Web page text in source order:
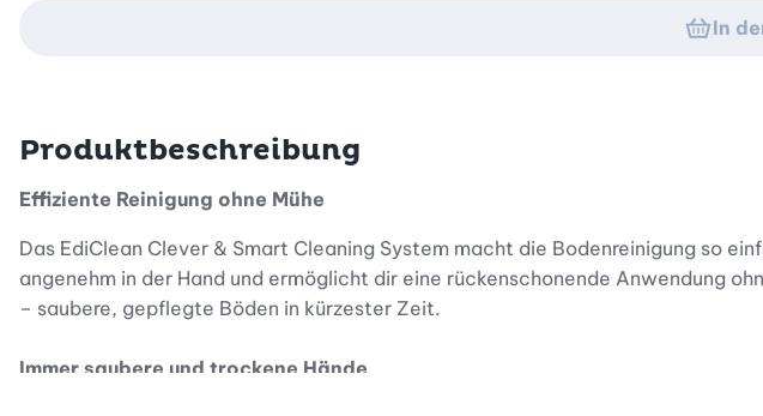
In
Produktbeschreibung
Effiziente Reinigung ohne Mühe
Das EdiClean Clever & Smart Cleaning System macht die Bodenreinigung so
angenehm in der Hand und ermöglicht dir eine rückenschonende Anwendung
– saubere, gepflegte Böden in kürzester Zeit.
Immer saubere und trockene Hände